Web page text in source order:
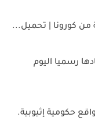
من كورونا | تحميل...
2024 بعد اعتمادها رسميا اليوم
حكومية إثيوبية.